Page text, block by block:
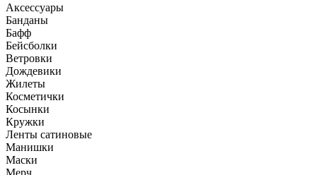
Аксессуары
Банданы
Бафф
Бейсболки
Ветровки
Дождевики
Жилеты
Косметички
Косынки
Кружки
Ленты сатиновые
Манишки
Маски
Мерч